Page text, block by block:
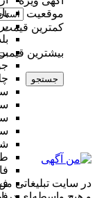
موقعیت
کمترین قیمت
بیشترین
جستجو
در سایت تبلیغاتی